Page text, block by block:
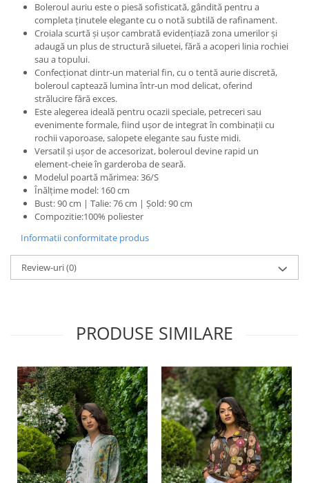
Boleroul auriu este o piesă sofisticată, gândită pentru a
completa ținutele elegante cu o notă subtilă de rafinament.
Croiala scurtă și ușor cambrată evidențiază zona umerilor și
adaugă un plus de structură siluetei, fără a acoperi linia rochiei
sau a topului.
Confecționat dintr-un material fin, cu o tentă aurie discretă,
boleroul captează lumina într-un mod delicat, oferind
strălucire fără exces.
Este alegerea ideală pentru ocazii speciale, petreceri sau
evenimente formale, fiind ușor de integrat în combinații cu
rochii vaporoase, salopete elegante sau fuste midi.
Versatil și ușor de accesorizat, boleroul devine rapid un
element-cheie în garderoba de seară.
Modelul poartă mărimea: 36/S
Înălțime model: 160 cm
Bust: 90 cm | Talie: 76 cm | Șold: 90 cm
Compozitie:100% poliester
Informatii conformitate produs
Review-uri(0)
PRODUSE SIMILARE